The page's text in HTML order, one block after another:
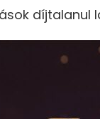
díjtalanul